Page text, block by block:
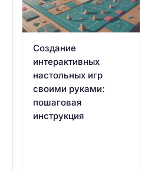
Создание
интерактивных
настольных игр
своими руками:
пошаговая
инструкция